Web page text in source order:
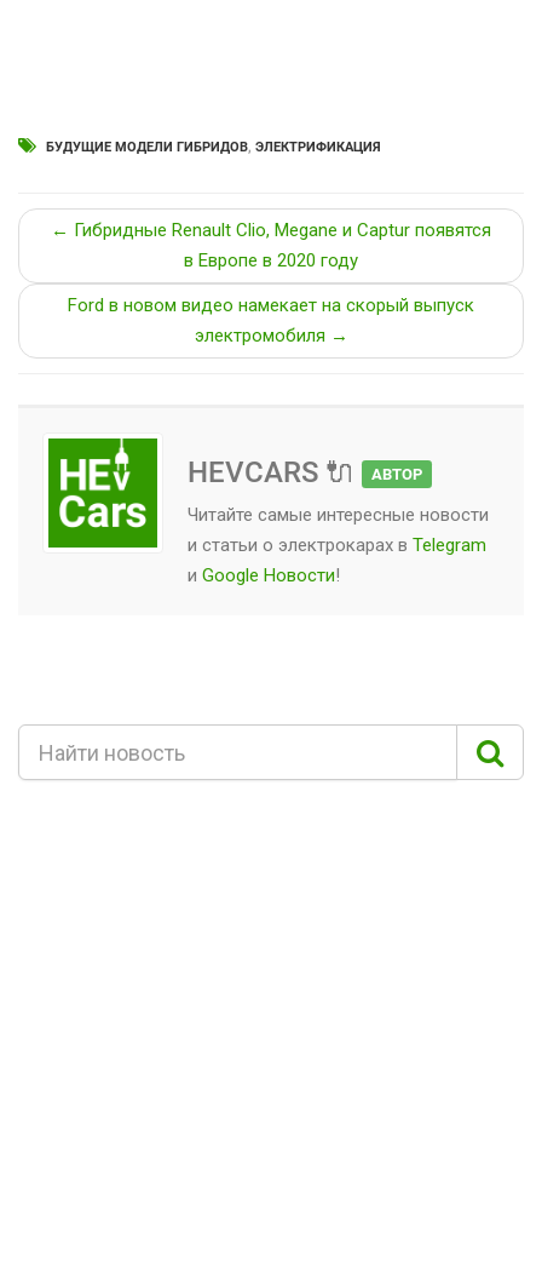
БУДУЩИЕ МОДЕЛИ ГИБРИДОВ, ЭЛЕКТРИФИКАЦИЯ
← Гибридные Renault Clio, Megane и Captur появятся
в Европе в 2020 году
Ford в новом видео намекает на скорый выпуск
электромобиля →
HEVCARS 🔌 АВТОР
Читайте самые интересные новости
и статьи о электрокарах в Telegram
и Google Новости!